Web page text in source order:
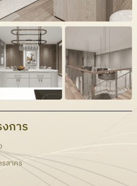
การ
สาคร